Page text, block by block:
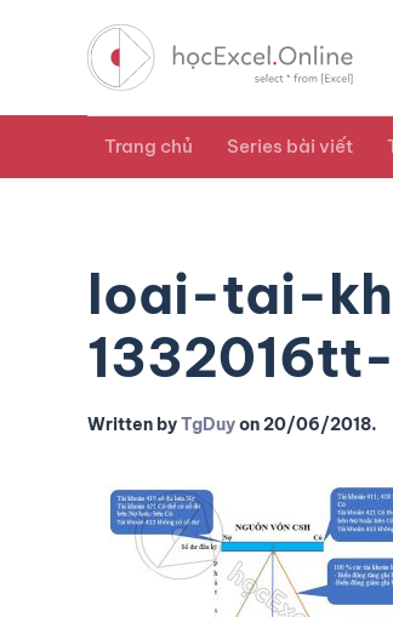
Trang chủ Series bài viết
loai-tai-
Written byTgDuyon20/06/2018.